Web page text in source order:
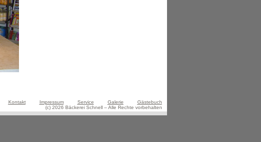
Kontakt Impressum Service Galerie
Gästebuch
(c) 2026 Bäckerei Schnell – Alle Rechte vorbehalten